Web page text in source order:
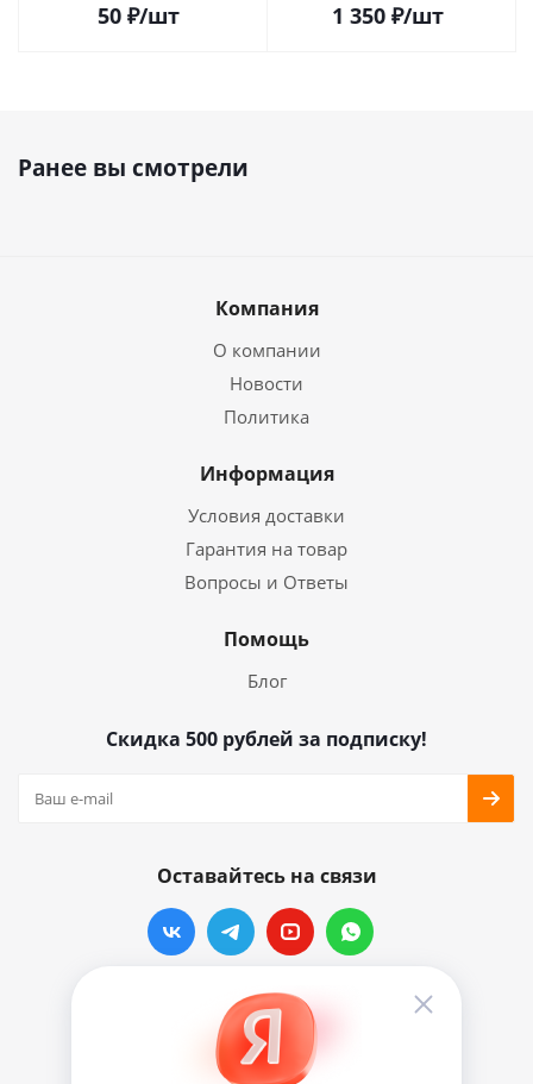
50 ₽/шт 1 350₽/шт
Ранее вы смотрели
Компания
О компании
Новости
Политика
Информация
Условия доставки
Гарантия на товар
Вопросы и Ответы
Помощь
Блог
Скидка 500 рублей за подписку!
Оставайтесь на связи
Наши контакты
info@vinylmarkt.ru